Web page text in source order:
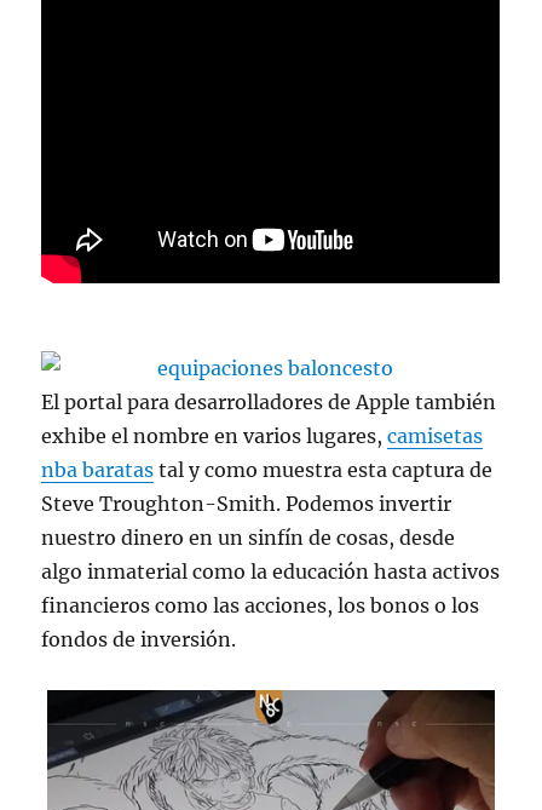
El portal para desarrolladores de Apple también
exhibe el nombre en varios lugares,camisetas
nba baratas tal y como muestra esta captura de
Steve Troughton-Smith. Podemos invertir
nuestro dinero en un sinfín de cosas, desde
algo inmaterial como la educación hasta activos
financieros como las acciones, los bonos o los
fondos de inversión.